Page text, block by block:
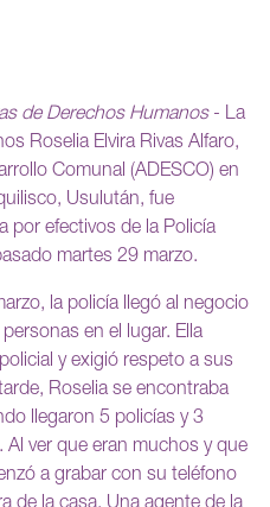
de Derechos Humanos- La
Roselia Elvira Rivas Alfaro,
Comunal (ADESCO) en
Usulután, fue
por efectivos de la Policía
martes 29 marzo.
la policía llegó al negocio
en el lugar. Ella
y exigió respeto a sus
Roselia se encontraba
llegaron 5 policías y 3
Al ver que eran muchos y que
a grabar con su teléfono